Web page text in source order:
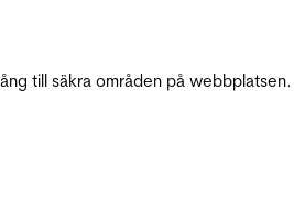
till säkra områden på